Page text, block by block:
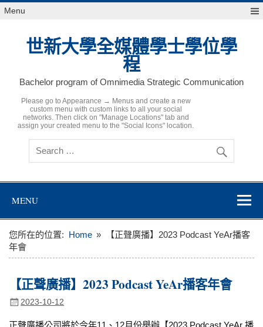
Skip
toMenu
世新大學全媒體學士學位學
程
Bachelor program of Omnimedia Strategic Communication
Please go to Appearance → Menus and create a new
custom menu with custom links to all your social
networks. Then click on "Manage Locations" tab and
assign your created menu to the "Social Icons" location.
MENU
您所在的位置: Home
【正聲廣播】2023 Podcast YeAr播客
年會
【正聲廣播】2023 Podcast YeAr播客年會
2023-10-12